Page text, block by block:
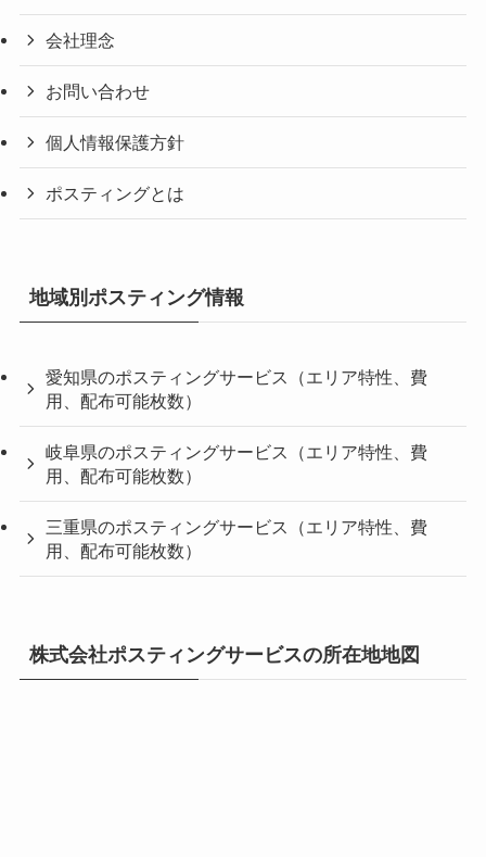
会社理念
お問い合わせ
個人情報保護方針
ポスティングとは
地域別ポスティング情報
愛知県のポスティングサービス（エリア特性、費
用、配布可能枚数）
岐阜県のポスティングサービス（エリア特性、費
用、配布可能枚数）
三重県のポスティングサービス（エリア特性、費
用、配布可能枚数）
株式会社ポスティングサービスの所在地地図